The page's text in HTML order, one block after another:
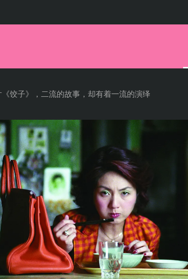
饺子》，二流的故事，却有着一流的演绎